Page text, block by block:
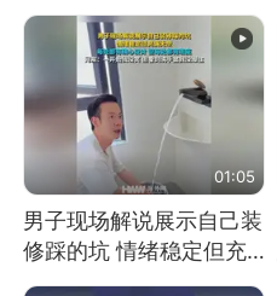
01:05
男子现场解说展示自己装
修踩的坑 情绪稳定但充
满无奈 每处都有精心设